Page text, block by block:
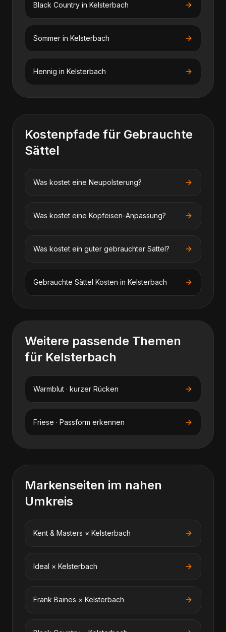
Black Country in Kelsterbach
Sommer in Kelsterbach
Hennig in Kelsterbach
Kostenpfade für Gebrauchte
Sättel
Was kostet eine Neupolsterung?
Was kostet eine Kopfeisen-Anpassung?
Was kostet ein guter gebrauchter Sattel?
Gebrauchte Sättel Kosten in Kelsterbach
Weitere passende Themen
für Kelsterbach
Warmblut · kurzer Rücken
Friese · Passform erkennen
Markenseiten im nahen
Umkreis
Kent & Masters × Kelsterbach
Ideal × Kelsterbach
Frank Baines × Kelsterbach